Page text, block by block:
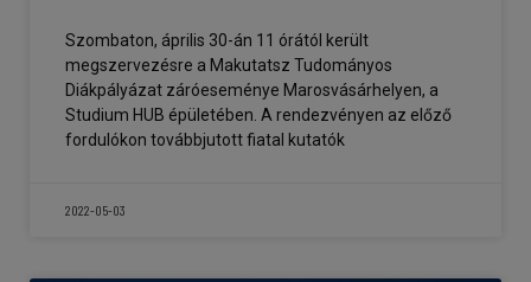
Szombaton, április 30-án 11 órától került
megszervezésre a Makutatsz Tudományos
Diákpályázat záróeseménye Marosvásárhelyen, a
Studium HUB épületében. A rendezvényen az előző
fordulókon továbbjutott fiatal kutatók
2022-05-03